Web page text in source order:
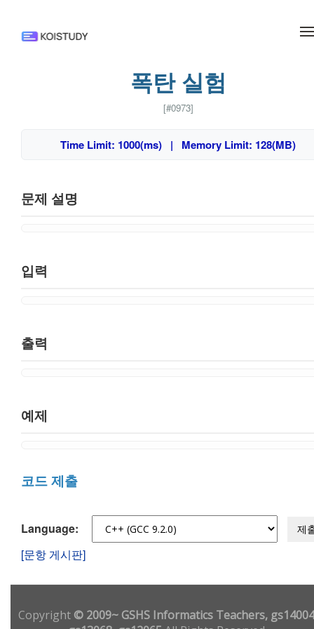
폭탄 실험
[#0973]
Time Limit: 1000(ms) | Memory Limit: 128(MB)
문제 설명
입력
출력
예제
코드 제출
Language: 제
[문항 게시판]
Copyright© 2009~ GSHS Informatics Teachers,